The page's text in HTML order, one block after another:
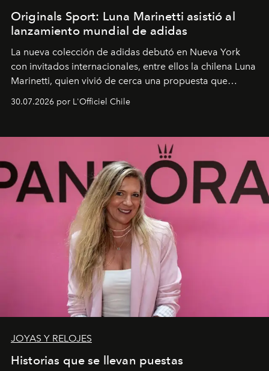
Originals Sport: Luna Marinetti asistió al
lanzamiento mundial de adidas
La nueva colección de adidas debutó en Nueva York
con invitados internacionales, entre ellos la chilena Luna
Marinetti, quien vivió de cerca una propuesta que
fusiona moda y rendimiento.
30.07.2026 por L'Officiel Chile
JOYAS Y RELOJES
Historias que se llevan puestas